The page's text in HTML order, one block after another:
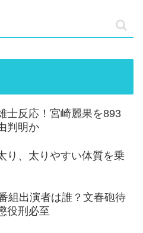
士反応！宮崎麗果を893
判明か
り、太りやすい体質を乗
組出演者は誰？文春砲待
役刑必至